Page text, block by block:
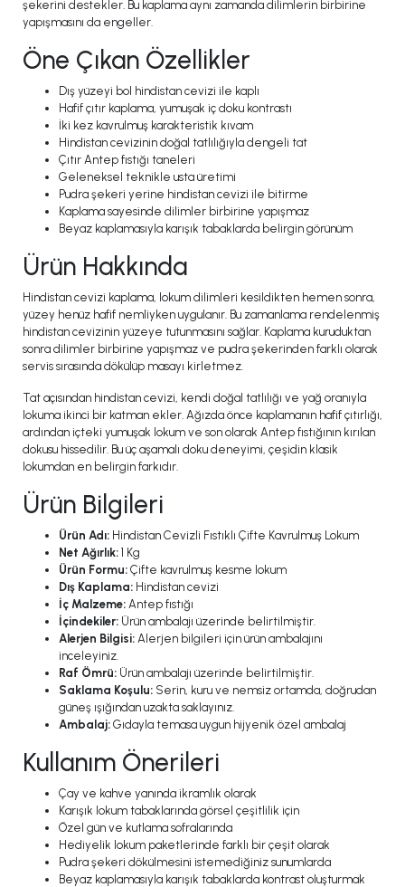
şekerini destekler. Bu kaplama aynı zamanda dilimlerin birbirine
yapışmasını da engeller.
Öne Çıkan Özellikler
Dış yüzeyi bol hindistan cevizi ile kaplı
Hafif çıtır kaplama, yumuşak iç doku kontrastı
İki kez kavrulmuş karakteristik kıvam
Hindistan cevizinin doğal tatlılığıyla dengeli tat
Çıtır Antep fıstığı taneleri
Geleneksel teknikle usta üretimi
Pudra şekeri yerine hindistan cevizi ile bitirme
Kaplama sayesinde dilimler birbirine yapışmaz
Beyaz kaplamasıyla karışık tabaklarda belirgin görünüm
Ürün Hakkında
Hindistan cevizi kaplama, lokum dilimleri kesildikten hemen sonra,
yüzey henüz hafif nemliyken uygulanır. Bu zamanlama rendelenmiş
hindistan cevizinin yüzeye tutunmasını sağlar. Kaplama kuruduktan
sonra dilimler birbirine yapışmaz ve pudra şekerinden farklı olarak
servis sırasında dökülüp masayı kirletmez.
Tat açısından hindistan cevizi, kendi doğal tatlılığı ve yağ oranıyla
lokuma ikinci bir katman ekler. Ağızda önce kaplamanın hafif çıtırlığı,
ardından içteki yumuşak lokum ve son olarak Antep fıstığının kırılan
dokusu hissedilir. Bu üç aşamalı doku deneyimi, çeşidin klasik
lokumdan en belirgin farkıdır.
Ürün Bilgileri
Ürün Adı: Hindistan Cevizli Fıstıklı Çifte Kavrulmuş Lokum
Net Ağırlık: 1 Kg
Ürün Formu: Çifte kavrulmuş kesme lokum
Dış Kaplama: Hindistan cevizi
İç Malzeme: Antep fıstığı
İçindekiler: Ürün ambalajı üzerinde belirtilmiştir.
Alerjen Bilgisi: Alerjen bilgileri için ürün ambalajını
inceleyiniz.
Raf Ömrü: Ürün ambalajı üzerinde belirtilmiştir.
Saklama Koşulu: Serin, kuru ve nemsiz ortamda, doğrudan
güneş ışığından uzakta saklayınız.
Ambalaj: Gıdayla temasa uygun hijyenik özel ambalaj
Kullanım Önerileri
Çay ve kahve yanında ikramlık olarak
Karışık lokum tabaklarında görsel çeşitlilik için
Özel gün ve kutlama sofralarında
Hediyelik lokum paketlerinde farklı bir çeşit olarak
Pudra şekeri dökülmesini istemediğiniz sunumlarda
Beyaz kaplamasıyla karışık tabaklarda kontrast oluşturmak